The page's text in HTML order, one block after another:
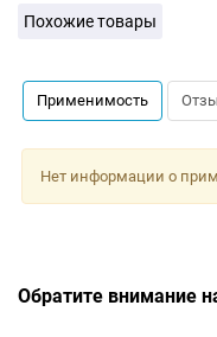
Похожие товары
Применимость
Нет информации о
Обратите внимание